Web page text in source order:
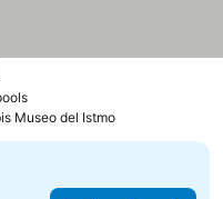
Preise sehen
sehen
Museo del Istmo